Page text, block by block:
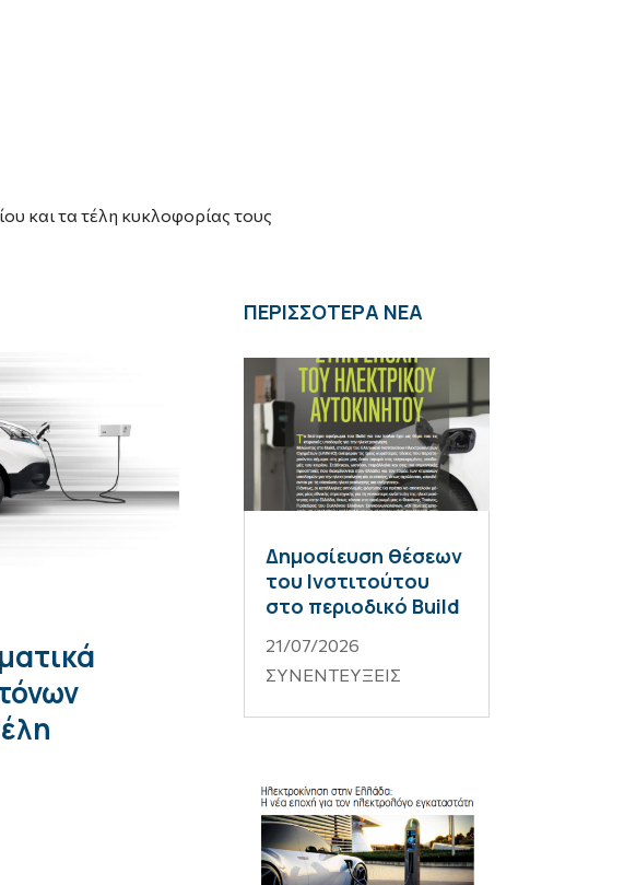
και τα τέλη κυκλοφορίας τους
ΠΕΡΙΣΣΟΤΕΡΑ ΝΕΑ
Δημοσίευση θέσεων
του Ινστιτούτου
στο περιοδικό Build
21/07/2026
ΣΥΝΕΝΤΕΥΞΕΙΣ